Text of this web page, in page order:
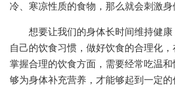
冷、寒凉性质的食物，那么就会刺激身
想要让我们的身体长时间维持健
自己的饮食习惯，做好饮食的合理化
掌握合理的饮食方面，需要经常吃温
够为身体补充营养，才能够起到一定的